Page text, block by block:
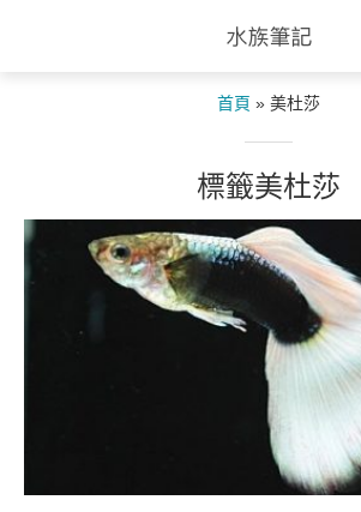
首頁 » 美杜莎
標籤美杜莎